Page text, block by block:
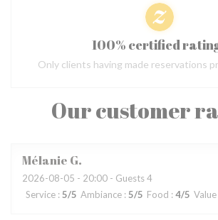
Our customer
Mélanie G
2026-08-05 - 20:00 - Guests 4
Service : 5/5 Ambiance : 5/5 Food : 4/5 Value
100% certified
Only clients having made reservations